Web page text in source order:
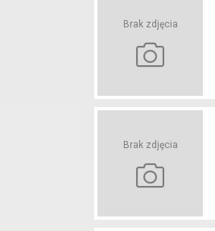
Brak zdjęcia
Brak zdjęcia